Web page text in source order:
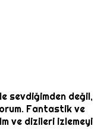
sevdiğimden değil,
Fantastik ve
ve dizileri izlemeyi